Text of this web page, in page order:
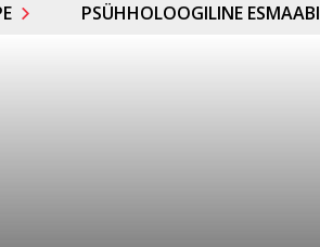
PSÜHHOLOOGILINE ESMAABI